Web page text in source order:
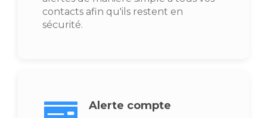
contacts afin qu'ils restent en
sécurité.
Alerte compte